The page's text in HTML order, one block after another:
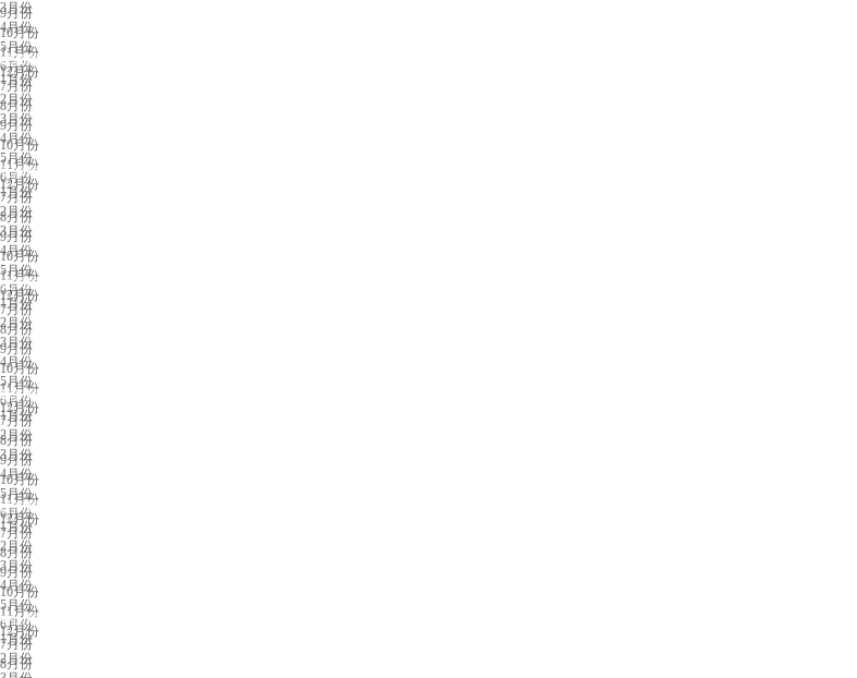
9月份
10月份
11月份
12月份
3月份
4月份
5月份
6月份
7月份
8月份
9月份
10月份
11月份
12月份
成都展会排期
1月份
2月份
3月份
4月份
5月份
6月份
7月份
8月份
9月份
10月份
11月份
12月份
长沙展会排期
1月份
2月份
3月份
4月份
5月份
6月份
7月份
8月份
9月份
10月份
11月份
12月份
义乌展会排期
1月份
2月份
3月份
4月份
5月份
6月份
7月份
8月份
9月份
10月份
11月份
12月份
苏州展会排期
1月份
2月份
3月份
4月份
5月份
6月份
7月份
8月份
9月份
10月份
11月份
12月份
济南展会排期
1月份
2月份
3月份
4月份
5月份
6月份
7月份
8月份
中山展会排期
1月份
2月份